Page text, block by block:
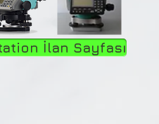
İlan Sayfası